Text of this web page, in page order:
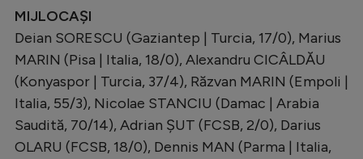
MIJLOCAȘI
Deian SORESCU (Gaziantep | Turcia, 17/0), Marius
MARIN (Pisa | Italia, 18/0), Alexandru CICÂLDĂU
(Konyaspor | Turcia, 37/4), Răzvan MARIN (Empoli |
Italia, 55/3), Nicolae STANCIU (Damac | Arabia
Saudită, 70/14), Adrian ȘUT (FCSB, 2/0), Darius
OLARU (FCSB, 18/0), Dennis MAN (Parma | Italia,